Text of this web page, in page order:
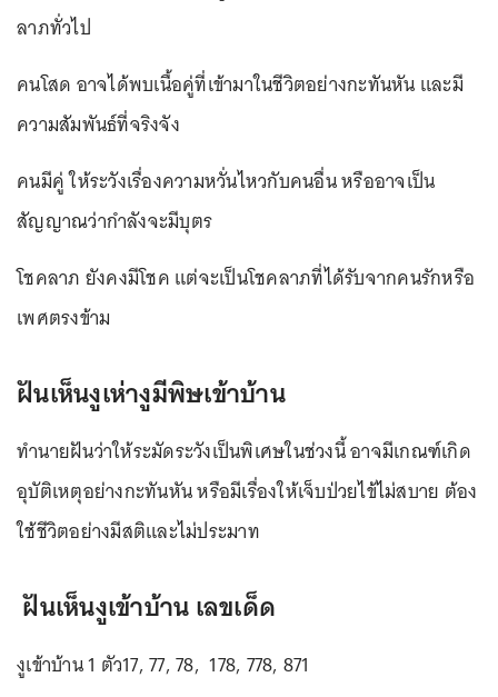
ลาภทั่วไป
คนโสด อาจได้พบเนื้อคู่ที่เข้ามาในชีวิตอย่างกะทันหัน และมี
ความสัมพันธ์ที่จริงจัง
คนมีคู่ ให้ระวังเรื่องความหวั่นไหวกับคนอื่น หรืออาจเป็น
สัญญาณว่ากำลังจะมีบุตร
โชคลาภ ยังคงมีโชค แต่จะเป็นโชคลาภที่ได้รับจากคนรักหรือ
เพศตรงข้าม
ฝันเห็นงูเห่างูมีพิษเข้าบ้าน
ทำนายฝันว่าให้ระมัดระวังเป็นพิเศษในช่วงนี้ อาจมีเกณฑ์เกิด
อุบัติเหตุอย่างกะทันหัน หรือมีเรื่องให้เจ็บป่วยไข้ไม่สบาย ต้อง
ใช้ชีวิตอย่างมีสติและไม่ประมาท
ฝันเห็นงูเข้าบ้าน เลขเด็ด
งูเข้าบ้าน 1 ตัว17, 77, 78, 178, 778, 871